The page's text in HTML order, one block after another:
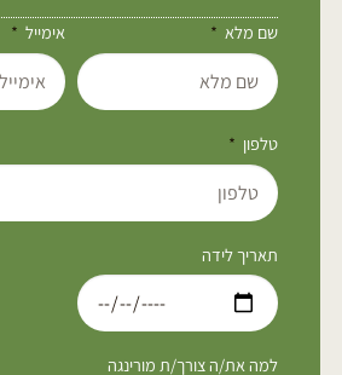
שם מלא אימייל
טלפון
תאריך לידה
למה את/ה צורך/ת מורינגה